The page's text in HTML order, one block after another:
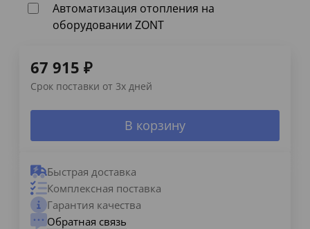
Автоматизация отопления на
оборудовании ZONT
67 915 ₽
Срок поставки от 3х дней
В корзину
Быстрая доставка
Комплексная поставка
Гарантия качества
Обратная связь